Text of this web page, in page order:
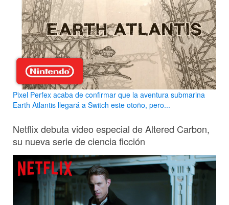
Pixel Perfex acaba de confirmar que la aventura submarina
Earth Atlantis llegará a Switch este otoño, pero...
Netflix debuta video especial de Altered Carbon,
su nueva serie de ciencia ficción